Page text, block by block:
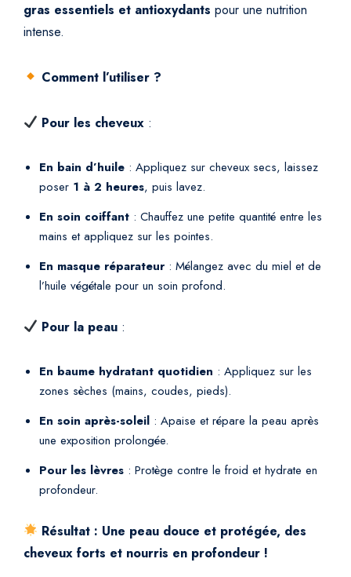
gras essentiels et antioxydants pour une nutrition
intense.
Comment l’utiliser ?
Pour les cheveux :
En bain d’huile : Appliquez sur cheveux secs, laissez
poser 1 à 2 heures, puis lavez.
En soin coiffant : Chauffez une petite quantité entre les
mains et appliquez sur les pointes.
En masque réparateur: Mélangez avec du miel et de
l’huile végétale pour un soin profond.
Pour la peau :
En baume hydratant quotidien : Appliquez sur les
zones sèches (mains, coudes, pieds).
En soin après-soleil : Apaise et répare la peau après
une exposition prolongée.
Pour les lèvres : Protège contre le froid et hydrate en
profondeur.
Résultat : Une peau douce et protégée, des
cheveux forts et nourris en profondeur !